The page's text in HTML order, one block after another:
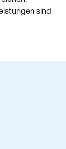
sind